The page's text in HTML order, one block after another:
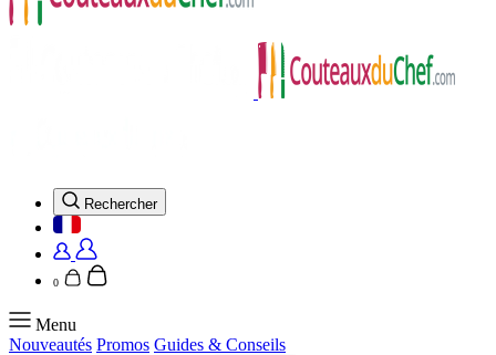
Rechercher
0
Menu
Nouveautés Promos Guides & Conseils